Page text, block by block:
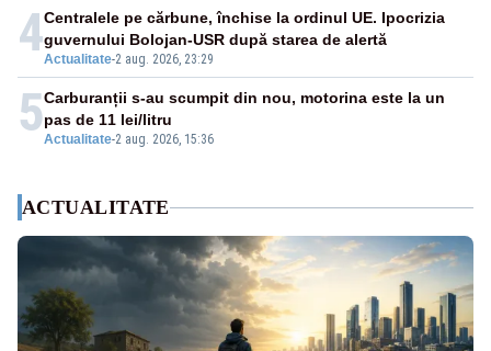
4Actualitate-2 aug. 2026, 23:29
Centralele pe cărbune, închise la ordinul UE. Ipocrizia
guvernului Bolojan-USR după starea de alertă
5Actualitate-2 aug. 2026, 15:36
Carburanții s-au scumpit din nou, motorina este la un
pas de 11 lei/litru
ACTUALITATE